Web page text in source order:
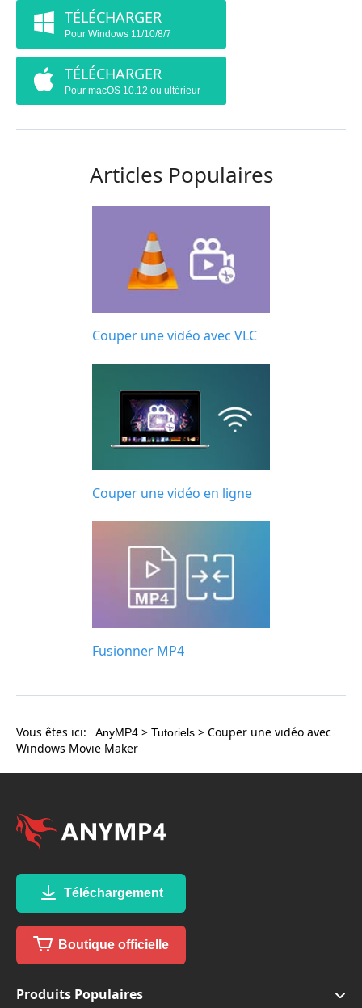
TÉLÉCHARGER
Pour Windows 11/10/8/7
TÉLÉCHARGER
Pour macOS 10.12 ou ultérieur
Articles Populaires
Couper une vidéo avec VLC
Couper une vidéo en ligne
Fusionner MP4
Vous êtes ici: AnyMP4 > Tutoriels > Couper une vidéo avec
Windows Movie Maker
Téléchargement
Boutique officielle
Produits Populaires